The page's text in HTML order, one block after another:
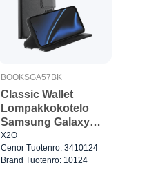
BOOKSGA57BK
Classic Wallet
Lompakkokotelo
Samsung Galaxy
A57 5G Musta
X2O
Cenor Tuotenro: 3410124
Brand Tuotenro: 10124